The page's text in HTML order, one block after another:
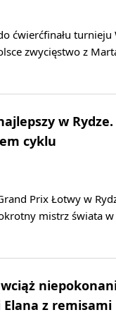
ćwierćfinału
zwycięstwo z
w
cyklu
Prix Łotwy w
mistrz świata
z remisami